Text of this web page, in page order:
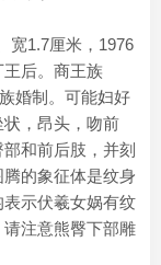
宽1.7厘米，1976
后。商王族
婚制。可能妇好
，昂头，吻前
和前后肢，并刻
的象征体是纹身
示伏羲女娲有纹
注意熊臀下部雕